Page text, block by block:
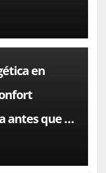
en
antes que el